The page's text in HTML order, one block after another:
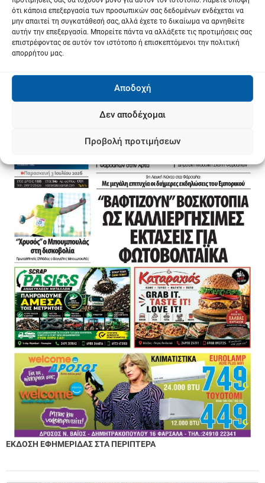
ότι κάποια επεξεργασία των προσωπικών σας δεδομένων ενδέχεται να
μην απαιτεί τη συγκατάθεσή σας, αλλά έχετε το δικαίωμα να αρνηθείτε
αυτήν την επεξεργασία. Μπορείτε πάντα να αλλάξετε τις προτιμήσεις σας
επιστρέφοντας σε αυτόν τον ιστότοπο ή επισκεπτόμενοι την πολιτική
απορρήτου μας.
Αποδοχή
Δεν αποδέχομαι
Προβολή προτιμήσεων
ΕΚΔΟΣΗ ΕΦΗΜΕΡΙΔΑΣ ΣΤΑ ΠΕΡΙΠΤΕΡΑ